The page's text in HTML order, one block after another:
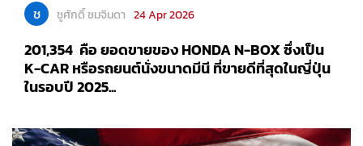
ช ชูศักดิ์ ชมจินดา 24 Apr 2026
201,354 คือ ยอดขายของ HONDA N-BOX ซึ่งเป็น
K-CAR หรือรถยนต์นั่งขนาดมีนี ที่ขายดีที่สุดในญี่ปุ่น
ในรอบปี 2025...